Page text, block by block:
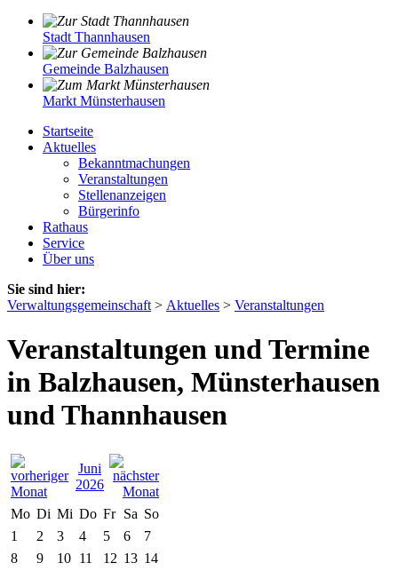
Stadt Thannhausen
Gemeinde Balzhausen
Markt Münsterhausen
Startseite
Aktuelles
Bekanntmachungen
Veranstaltungen
Stellenanzeigen
Bürgerinfo
Rathaus
Service
Über uns
Sie sind hier:
Verwaltungsgemeinschaft > Aktuelles > Veranstaltungen
Veranstaltungen und Termine
in Balzhausen, Münsterhausen
und Thannhausen
Juni
2026
Mo Di Mi Do Fr Sa So
1
2 3 4 5 6
7
8
9 10 11 12 13 14